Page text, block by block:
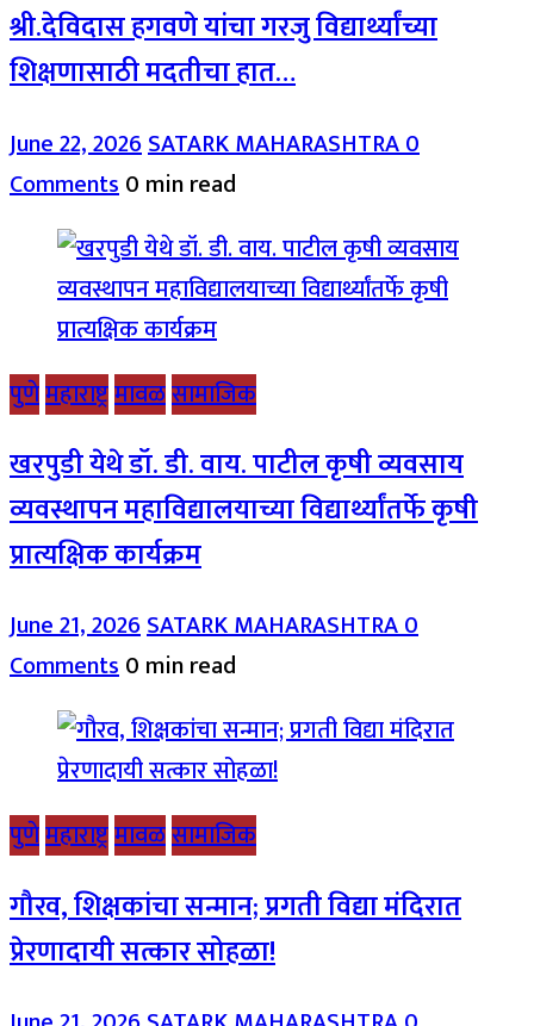
श्री.देविदास हगवणे यांचा गरजु विद्यार्थ्यांच्या
शिक्षणासाठी मदतीचा हात…
June 22, 2026SATARK MAHARASHTRA0
Comments0 min read
पुणेमहाराष्ट्रमावळसामाजिक
खरपुडी येथे डॉ. डी. वाय. पाटील कृषी व्यवसाय
व्यवस्थापन महाविद्यालयाच्या विद्यार्थ्यांतर्फे कृषी
प्रात्यक्षिक कार्यक्रम
June 21, 2026SATARK MAHARASHTRA0
Comments0 min read
पुणेमहाराष्ट्रमावळसामाजिक
गौरव, शिक्षकांचा सन्मान; प्रगती विद्या मंदिरात
प्रेरणादायी सत्कार सोहळा!